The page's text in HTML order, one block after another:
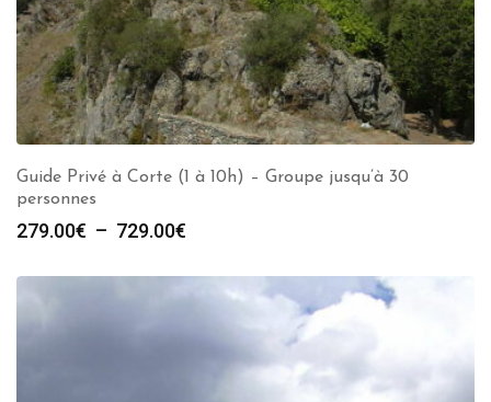
Guide Privé à Corte (1 à 10h) – Groupe jusqu’à 30
personnes
279.00€ – 729.00€
prix :
279.00€